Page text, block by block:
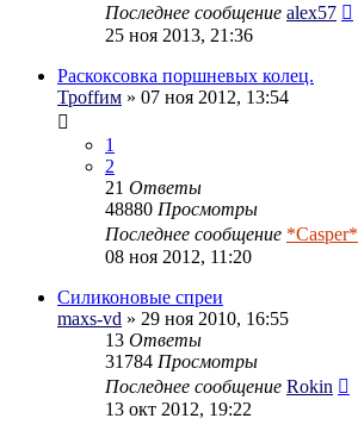
Последнее сообщение alex57
25 ноя 2013, 21:36
Раскоксовка поршневых колец.
Троffим » 07 ноя 2012, 13:54
1
2
21 Ответы
48880 Просмотры
Последнее сообщение *Casper*
08 ноя 2012, 11:20
Силиконовые спреи
maxs-vd » 29 ноя 2010, 16:55
13 Ответы
31784 Просмотры
Последнее сообщение Rokin
13 окт 2012, 19:22